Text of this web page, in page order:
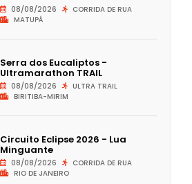
08/08/2026
CORRIDA DE RUA
MATUPÁ
Serra dos Eucaliptos -
Ultramarathon TRAIL
08/08/2026
ULTRA TRAIL
BIRITIBA-MIRIM
Circuito Eclipse 2026 - Lua
Minguante
08/08/2026
CORRIDA DE RUA
RIO DE JANEIRO